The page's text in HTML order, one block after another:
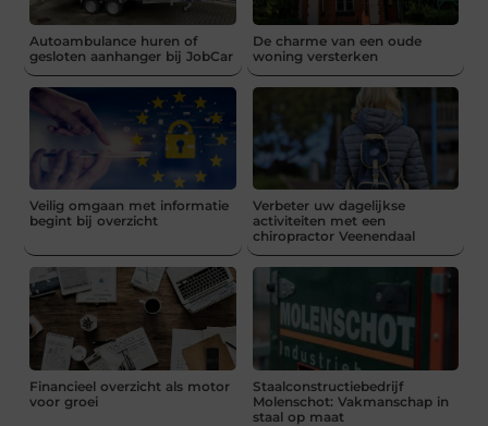
Autoambulance huren of
gesloten aanhanger bij JobCar
De charme van een oude
woning versterken
Veilig omgaan met informatie
begint bij overzicht
Verbeter uw dagelijkse
activiteiten met een
chiropractor Veenendaal
Financieel overzicht als motor
voor groei
Staalconstructiebedrijf
Molenschot: Vakmanschap in
staal op maat